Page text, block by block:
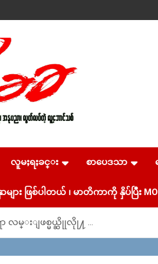
က်ာက္တံတား၊ ရန္ကုန္။
၅၃ ၊ ၀၉ ၅၀၄ ၁၀ ၅၈)
၁၃ / ၃၈ လမ္း။ ပ
၉၆၃၆၉၉၈၃၄
လူမႈရႈခင္း စာပေဒသာ
ဖြစ်ပါတယ် ၊ မာတိကာကို နှိပ်ပြီး
ာ လမ္းျဖစ္မယ္ဆိုုလိုု႔ …